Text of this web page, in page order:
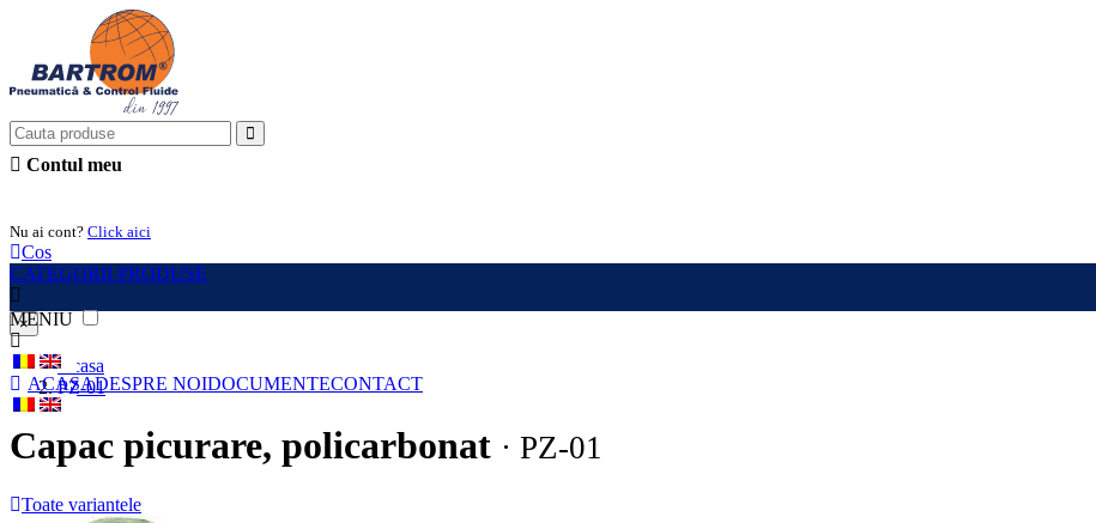
Contul meu
Nu ai cont? Click aici
Cos
CATEGORII PRODUSE
MENIU
ACASADESPRE NOIDOCUMENTECONTACT
×
Acasa
PZ-01
Capac picurare, policarbonat · PZ-01
Toate variantele